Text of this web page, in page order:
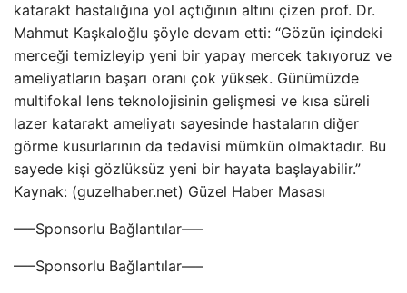
katarakt hastalığına yol açtığının altını çizen prof. Dr.
Mahmut Kaşkaloğlu şöyle devam etti: “Gözün içindeki
merceği temizleyip yeni bir yapay mercek takıyoruz ve
ameliyatların başarı oranı çok yüksek. Günümüzde
multifokal lens teknolojisinin gelişmesi ve kısa süreli
lazer katarakt ameliyatı sayesinde hastaların diğer
görme kusurlarının da tedavisi mümkün olmaktadır. Bu
sayede kişi gözlüksüz yeni bir hayata başlayabilir.”
Kaynak: (guzelhaber.net) Güzel Haber Masası
—–Sponsorlu Bağlantılar—–
—–Sponsorlu Bağlantılar—–